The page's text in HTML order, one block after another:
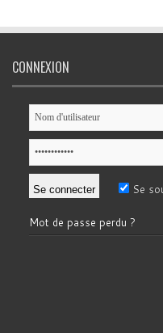
CONNEXION
Se
Mot de passe perdu ?